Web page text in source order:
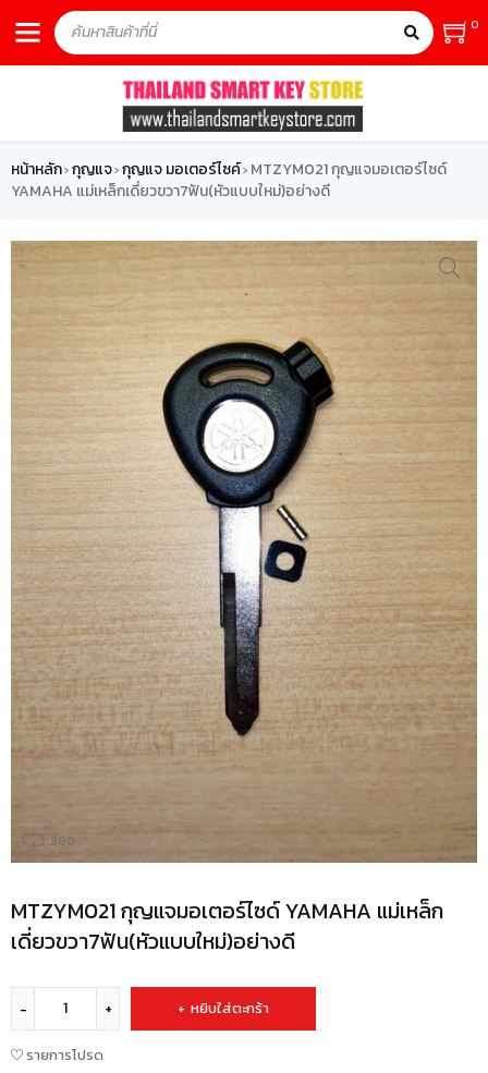
0
หน้าหลัก›กุญแจ›กุญแจ มอเตอร์ไซค์› MTZYM021 กุญแจมอเตอร์ไซด์
YAMAHA แม่เหล็กเดี่ยวขวา7ฟัน(หัวแบบใหม่)อย่างดี
360
MTZYM021 กุญแจมอเตอร์ไซด์ YAMAHA แม่เหล็ก
เดี่ยวขวา7ฟัน(หัวแบบใหม่)อย่างดี
หยิบใส่ตะกร้า
รายการโปรด